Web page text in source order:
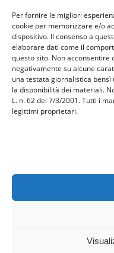
Per fornire le migliori
cookie per memorizzare e/o
dispositivo. Il consenso a
elaborare dati come il
questo sito. Non
negativamente su alcune
una testata giornalistica
la disponibilità dei materiali.
L. n. 62 del 7/3/2001. Tutti i
legittimi proprietari.
Uncategorized
viaggi
web
web marketing
wedding
Meta